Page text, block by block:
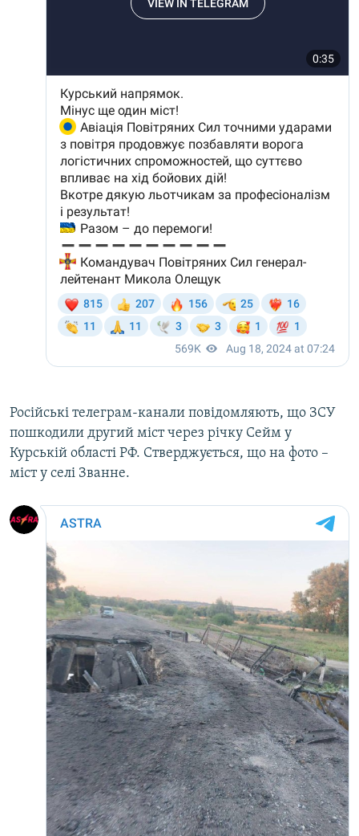
Російські телеграм-канали повідомляють, що ЗСУ
пошкодили другий міст через річку Сейм у
Курській області РФ. Стверджується, що на фото –
міст у селі Званне.